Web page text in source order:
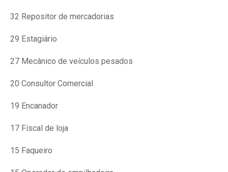
32 Repositor de mercadorias
29 Estagiário
27 Mecânico de veículos pesados
20 Consultor Comercial
19 Encanador
17 Fiscal de loja
15 Faqueiro